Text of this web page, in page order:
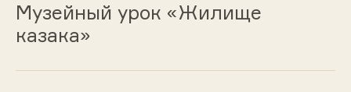
Музейный урок «Жилище
казака»